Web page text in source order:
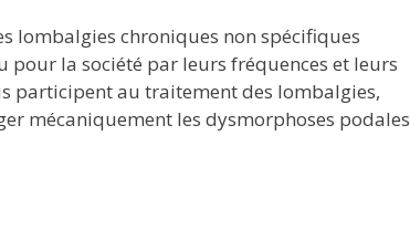
lombalgies chroniques non spécifiques
la société par leurs fréquences et leurs
participent au traitement des lombalgies,
mécaniquement les dysmorphoses podales